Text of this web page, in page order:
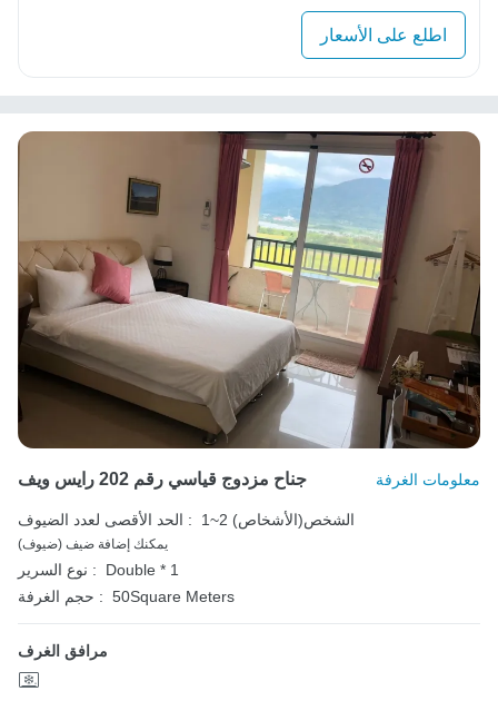
اطلع على الأسعار
جناح مزدوج قياسي رقم 202 رايس ويف معلومات الغرفة
الحد الأقصى لعدد الضيوف : 1~2 الشخص(الأشخاص)
يمكنك إضافة ضيف (ضيوف)
نوع السرير :
Double * 1
حجم الغرفة : 50Square Meters
مرافق الغرف